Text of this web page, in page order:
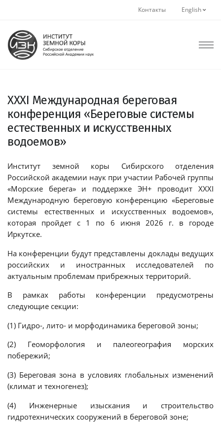
Контакты English
XXXI Международная береговая
конференция «Береговые системы
естественных и искусственных
водоемов»
Институт земной коры Сибирского отделения
Российской академии наук при участии Рабочей группы
«Морские берега» и поддержке ЭН+ проводит XXXI
Международную береговую конференцию «Береговые
системы естественных и искусственных водоемов»,
которая пройдет с 1 по 6 июня 2026 г. в городе
Иркутске.
На конференции будут представлены доклады ведущих
российских и иностранных исследователей по
актуальным проблемам прибрежных территорий.
В рамках работы конференции предусмотрены
следующие секции:
(1) Гидро-, лито- и морфодинамика береговой зоны;
(2) Геоморфология и палеогеография морских
побережий;
(3) Береговая зона в условиях глобальных изменений
(климат и техногенез);
(4) Инженерные изыскания и строительство
гидротехнических сооружений в береговой зоне;